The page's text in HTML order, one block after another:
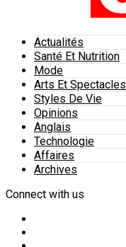
Actualités
Santé Et Nutrition
Mode
Arts Et Spectacles
Styles De Vie
Opinions
Anglais
Technologie
Affaires
Archives
Connect with us